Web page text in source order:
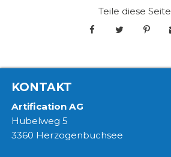
Teile diese Seite
KONTAKT
Artification AG
Hubelweg 5
3360 Herzogenbuchsee